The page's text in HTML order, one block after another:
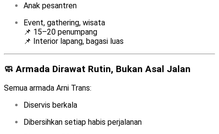
Anak pesantren
Event, gathering, wisata
📌 15–20 penumpang
📌 Interior lapang, bagasi luas
🧼 Armada Dirawat Rutin, Bukan Asal Jalan
Semua armada Arni Trans:
Diservis berkala
Dibersihkan setiap habis perjalanan